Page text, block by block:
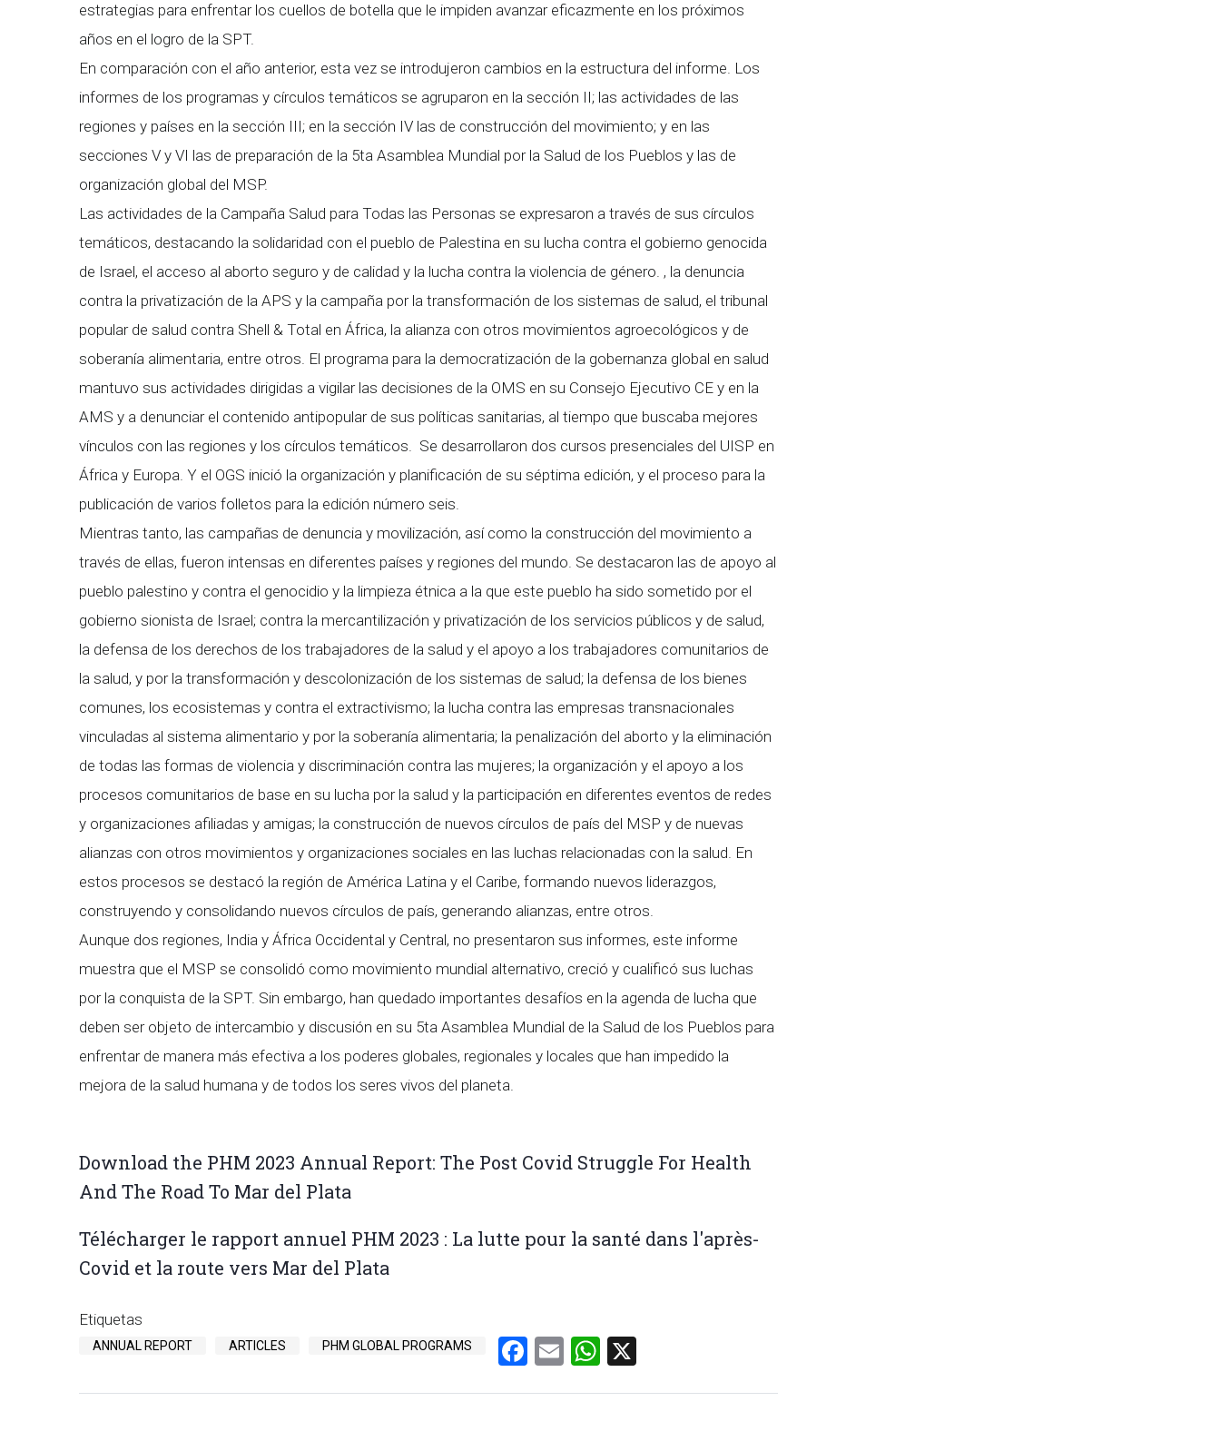
estrategias para enfrentar los cuellos de botella que le impiden avanzar eficazmente en los próximos
años en el logro de la SPT.
En comparación con el año anterior, esta vez se introdujeron cambios en la estructura del informe. Los
informes de los programas y círculos temáticos se agruparon en la sección II; las actividades de las
regiones y países en la sección III; en la sección IV las de construcción del movimiento; y en las
secciones V y VI las de preparación de la 5ta Asamblea Mundial por la Salud de los Pueblos y las de
organización global del MSP.
Las actividades de la Campaña Salud para Todas las Personas se expresaron a través de sus círculos
temáticos, destacando la solidaridad con el pueblo de Palestina en su lucha contra el gobierno genocida
de Israel, el acceso al aborto seguro y de calidad y la lucha contra la violencia de género. , la denuncia
contra la privatización de la APS y la campaña por la transformación de los sistemas de salud, el tribunal
popular de salud contra Shell & Total en África, la alianza con otros movimientos agroecológicos y de
soberanía alimentaria, entre otros. El programa para la democratización de la gobernanza global en salud
mantuvo sus actividades dirigidas a vigilar las decisiones de la OMS en su Consejo Ejecutivo CE y en la
AMS y a denunciar el contenido antipopular de sus políticas sanitarias, al tiempo que buscaba mejores
vínculos con las regiones y los círculos temáticos. Se desarrollaron dos cursos presenciales del UISP en
África y Europa. Y el OGS inició la organización y planificación de su séptima edición, y el proceso para la
publicación de varios folletos para la edición número seis.
Mientras tanto, las campañas de denuncia y movilización, así como la construcción del movimiento a
través de ellas, fueron intensas en diferentes países y regiones del mundo. Se destacaron las de apoyo al
pueblo palestino y contra el genocidio y la limpieza étnica a la que este pueblo ha sido sometido por el
gobierno sionista de Israel; contra la mercantilización y privatización de los servicios públicos y de salud,
la defensa de los derechos de los trabajadores de la salud y el apoyo a los trabajadores comunitarios de
la salud, y por la transformación y descolonización de los sistemas de salud; la defensa de los bienes
comunes, los ecosistemas y contra el extractivismo; la lucha contra las empresas transnacionales
vinculadas al sistema alimentario y por la soberanía alimentaria; la penalización del aborto y la eliminación
de todas las formas de violencia y discriminación contra las mujeres; la organización y el apoyo a los
procesos comunitarios de base en su lucha por la salud y la participación en diferentes eventos de redes
y organizaciones afiliadas y amigas; la construcción de nuevos círculos de país del MSP y de nuevas
alianzas con otros movimientos y organizaciones sociales en las luchas relacionadas con la salud. En
estos procesos se destacó la región de América Latina y el Caribe, formando nuevos liderazgos,
construyendo y consolidando nuevos círculos de país, generando alianzas, entre otros.
Aunque dos regiones, India y África Occidental y Central, no presentaron sus informes, este informe
muestra que el MSP se consolidó como movimiento mundial alternativo, creció y cualificó sus luchas
por la conquista de la SPT. Sin embargo, han quedado importantes desafíos en la agenda de lucha que
deben ser objeto de intercambio y discusión en su 5ta Asamblea Mundial de la Salud de los Pueblos para
enfrentar de manera más efectiva a los poderes globales, regionales y locales que han impedido la
mejora de la salud humana y de todos los seres vivos del planeta.
Download the PHM 2023 Annual Report​​: The Post Covid Struggle For Health
And The Road To Mar del Plata
Télécharger le rapport annuel PHM 2023 : La lutte pour la santé dans l'après-
Covid et la route vers Mar del Plata
Etiquetas
ANNUAL REPORT ARTICLES PHM GLOBAL PROGRAMS Facebook
EmailWhatsApp